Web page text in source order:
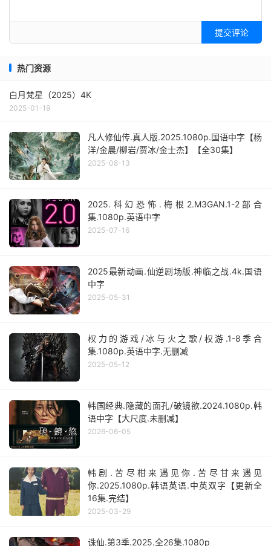
提交评论
热门资源
白月梵星（2025）4K
2025-01-19
凡人修仙传.真人版.2025.1080p.国语中字【杨
洋/金晨/柳岩/贾冰/金士杰】【全30集】
2025-08-13
2025.科幻恐怖.梅根2.M3GAN.1-2部合
集.1080p.英语中字
2025-07-16
2025最新动画.仙逆剧场版.神临之战.4k.国语
中字
2025-05-31
权力的游戏/冰与火之歌/权游.1-8季合
集.1080p.英语中字.无删减
2025-05-12
韩国经典.隐藏的面孔/破镜欲.2024.1080p.韩
语中字【大尺度.未删减】
2026-06-05
韩剧.苦尽柑来遇见你.苦尽甘来遇见
你.2025.1080p.韩语英语.中英双字【更新全
16集.完结】
2025-03-29
诛仙.第3季.2025.全26集.1080p